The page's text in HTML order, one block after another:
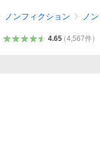
ノンフィクション ノ
4.65（4,567件）